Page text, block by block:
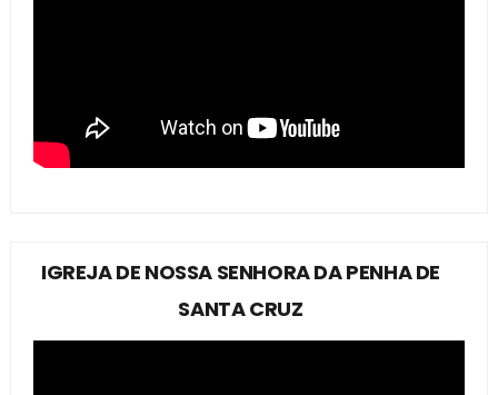
IGREJA DE NOSSA SENHORA DA PENHA DE
SANTA CRUZ